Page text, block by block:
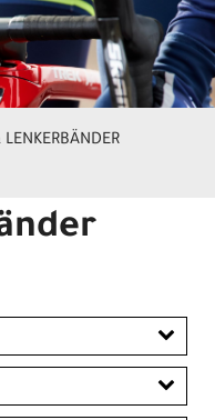
LENKERBÄNDER